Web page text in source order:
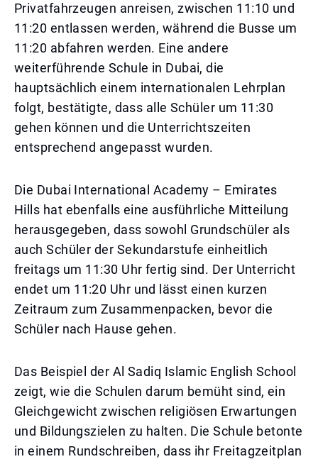
Privatfahrzeugen anreisen, zwischen 11:10 und
11:20 entlassen werden, während die Busse um
11:20 abfahren werden. Eine andere
weiterführende Schule in Dubai, die
hauptsächlich einem internationalen Lehrplan
folgt, bestätigte, dass alle Schüler um 11:30
gehen können und die Unterrichtszeiten
entsprechend angepasst wurden.
Die Dubai International Academy – Emirates
Hills hat ebenfalls eine ausführliche Mitteilung
herausgegeben, dass sowohl Grundschüler als
auch Schüler der Sekundarstufe einheitlich
freitags um 11:30 Uhr fertig sind. Der Unterricht
endet um 11:20 Uhr und lässt einen kurzen
Zeitraum zum Zusammenpacken, bevor die
Schüler nach Hause gehen.
Das Beispiel der Al Sadiq Islamic English School
zeigt, wie die Schulen darum bemüht sind, ein
Gleichgewicht zwischen religiösen Erwartungen
und Bildungszielen zu halten. Die Schule betonte
in einem Rundschreiben, dass ihr Freitagzeitplan